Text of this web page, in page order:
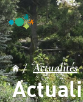
Actualités